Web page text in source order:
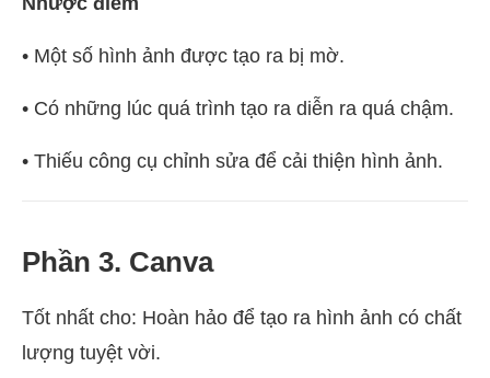
• Một số hình ảnh được tạo ra bị mờ.
• Có những lúc quá trình tạo ra diễn ra quá chậm.
• Thiếu công cụ chỉnh sửa để cải thiện hình ảnh.
Phần 3. Canva
Tốt nhất cho: Hoàn hảo để tạo ra hình ảnh có chất
lượng tuyệt vời.